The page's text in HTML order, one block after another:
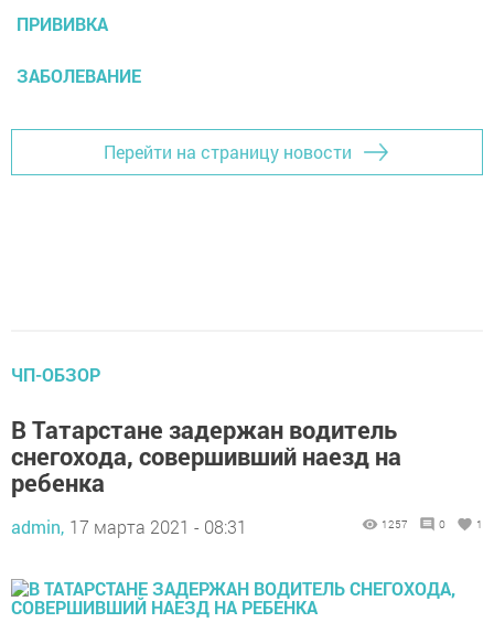
ПРИВИВКА
ЗАБОЛЕВАНИЕ
Перейти на страницу новости
ЧП-ОБЗОР
В Татарстане задержан водитель
снегохода, совершивший наезд на
ребенка
admin, 17 марта 2021 - 08:31 1257 0 1